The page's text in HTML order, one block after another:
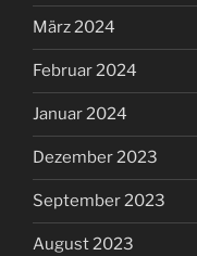
März 2024
Februar 2024
Januar 2024
Dezember 2023
September 2023
August 2023